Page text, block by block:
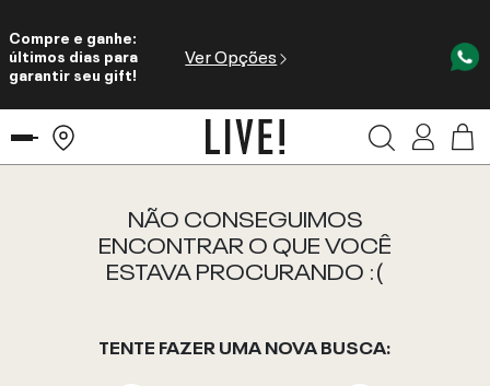
Compre e ganhe:
últimos dias para
garantir seu gift!
Ver Opções
NÃO CONSEGUIMOS
ENCONTRAR O QUE VOCÊ
ESTAVA PROCURANDO :(
TENTE FAZER UMA NOVA BUSCA: